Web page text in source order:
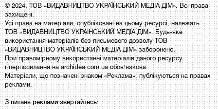
© 2024, ТОВ «ВИДАВНИЦТВО УКРАЇНСЬКИЙ МЕДІА ДІМ». Всі права
захищені.
Усі права на матеріали, опубліковані на цьому ресурсі, належать
ТОВ «ВИДАВНИЦТВО УКРАЇНСЬКИЙ МЕДІА ДІМ». Будь-яке
використання матеріалів без письмового дозволу ТОВ
«ВИДАВНИЦТВО УКРАЇНСЬКИЙ МЕДІА ДІМ» заборонено.
При правомірному використанні матеріалів даного ресурсу
гіперпосилання на archidea.com.ua обов'язкова.
Матеріали, що позначені знаком «Реклама», публікуються на правах
реклами.
З питань реклами звертайтесь: